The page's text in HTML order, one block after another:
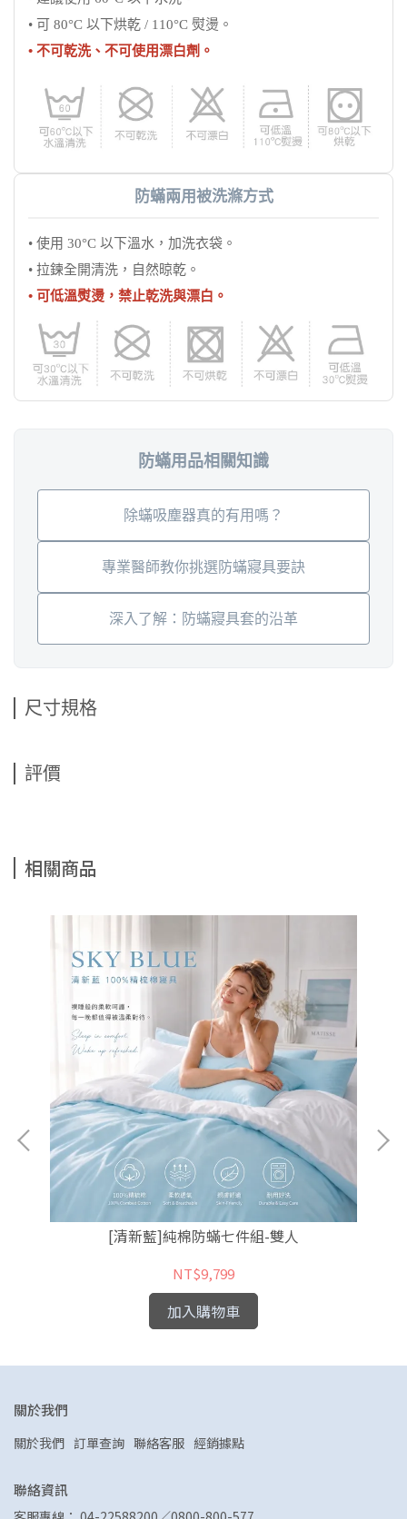
• 可 80°C 以下烘乾 / 110°C 熨燙。
• 不可乾洗、不可使用漂白劑。
防蟎兩用被洗滌方式
• 使用 30°C 以下溫水，加洗衣袋。
• 拉鍊全開清洗，自然晾乾。
• 可低溫熨燙，禁止乾洗與漂白。
防蟎用品相關知識
除蟎吸塵器真的有用嗎？
專業醫師教你挑選防蟎寢具要訣
深入了解：防蟎寢具套的沿革
尺寸規格
評價
相關商品
[清新藍]純棉防蟎七件組-雙人
NT$9,799
加入購物車
關於我們
關於我們 訂單查詢 聯絡客服 經銷據點
聯絡資訊